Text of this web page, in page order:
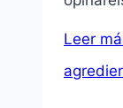
Leer